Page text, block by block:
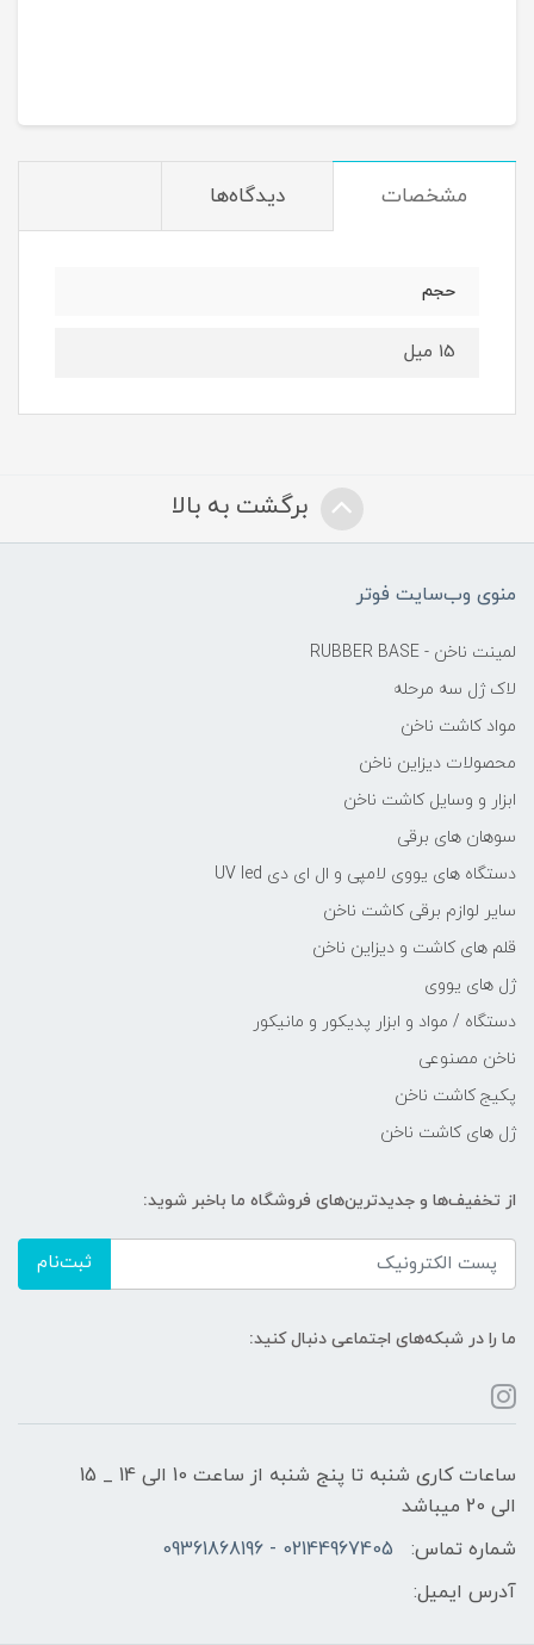
مشخصات دیدگاه‌ها
حجم
15 میل
برگشت به بالا
منوی وب‌سایت فوتر
لمینت ناخن - RUBBER BASE
لاک ژل سه مرحله
مواد کاشت ناخن
محصولات دیزاین ناخن
ابزار و وسایل کاشت ناخن
سوهان های برقی
دستگاه های یووی لامپی و ال ای دی UV led
سایر لوازم برقی کاشت ناخن
قلم های کاشت و دیزاین ناخن
ژل های یووی
دستگاه / مواد و ابزار پدیکور و مانیکور
ناخن مصنوعی
پکیج کاشت ناخن
ژل های کاشت ناخن
از تخفیف‌ها و جدیدترین‌های فروشگاه ما باخبر شوید:
ثبت‌نام
ما را در شبکه‌های اجتماعی دنبال کنید:
ساعات کاری شنبه تا پنج شنبه از ساعت 10 الی 14 _ 15
الی 20 میباشد
شماره تماس:
02144967405 - 09361868196
آدرس ایمیل: